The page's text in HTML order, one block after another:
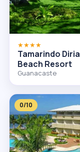
★★★★
Tamarindo Diria
Beach Resort
Guanacaste
0/10